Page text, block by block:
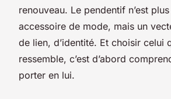
renouveau. Le pendentif n’est
accessoire de mode, mais un
de lien, d’identité. Et choisir celui
ressemble, c’est d’abord
porter en lui.